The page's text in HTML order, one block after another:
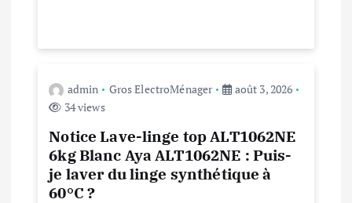
admin Gros ElectroMénager
août 3, 2026
34 views
Notice Lave-linge top ALT1062NE
6kg Blanc Aya ALT1062NE : Puis-
je laver du linge synthétique à
60°C ?